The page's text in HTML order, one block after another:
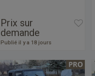
Prix sur
demande
Publié il y a 18 jours